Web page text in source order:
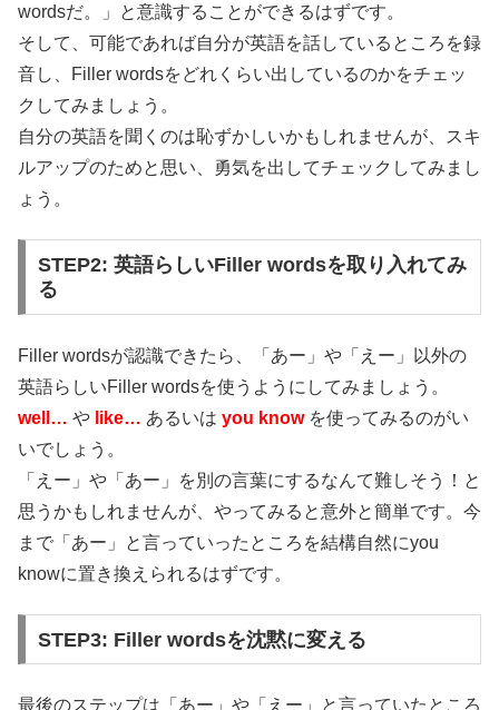
wordsだ。」と意識することができるはずです。
そして、可能であれば自分が英語を話しているところを録
音し、Filler wordsをどれくらい出しているのかをチェッ
クしてみましょう。
自分の英語を聞くのは恥ずかしいかもしれませんが、スキ
ルアップのためと思い、勇気を出してチェックしてみまし
ょう。
STEP2: 英語らしいFiller wordsを取り入れてみ
る
Filler wordsが認識できたら、「あー」や「えー」以外の
英語らしいFiller wordsを使うようにしてみましょう。
well… や like… あるいは you knowを使ってみるのがい
いでしょう。
「えー」や「あー」を別の言葉にするなんて難しそう！と
思うかもしれませんが、やってみると意外と簡単です。今
まで「あー」と言っていったところを結構自然にyou
knowに置き換えられるはずです。
STEP3: Filler wordsを沈黙に変える
最後のステップは「あー」や「えー」と言っていたところ